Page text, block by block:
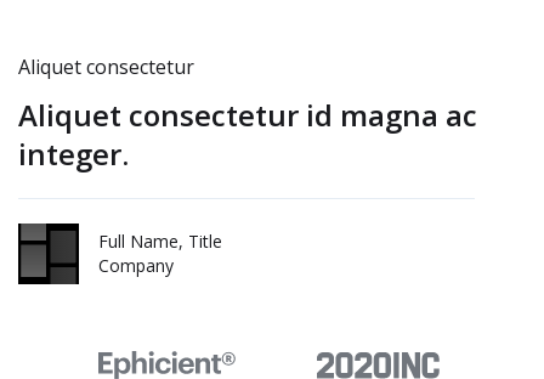
Aliquet consectetur
Aliquet consectetur id magna ac
integer.
Full Name, Title
Company